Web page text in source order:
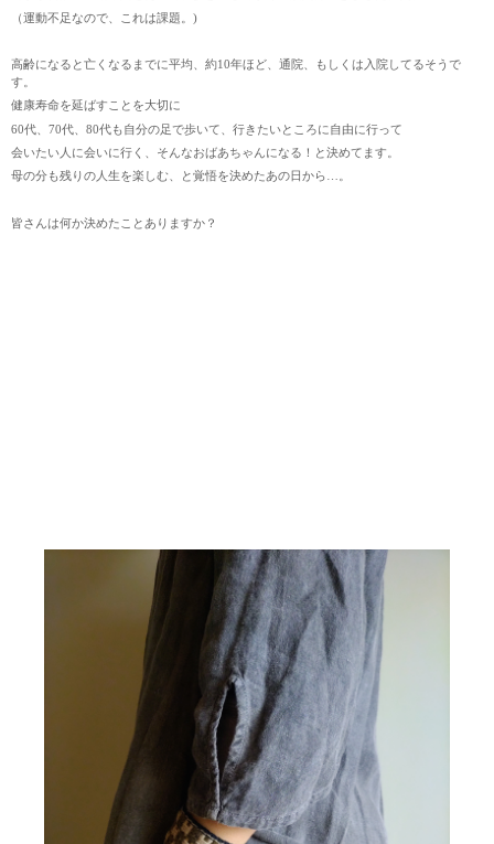
（運動不足なので、これは課題。)
高齢になると亡くなるまでに平均、約10年ほど、通院、もしくは入院してるそうで
す。
健康寿命を延ばすことを大切に
60代、70代、80代も自分の足で歩いて、行きたいところに自由に行って
会いたい人に会いに行く、そんなおばあちゃんになる！と決めてます。
母の分も残りの人生を楽しむ、と覚悟を決めたあの日から…。
皆さんは何か決めたことありますか？